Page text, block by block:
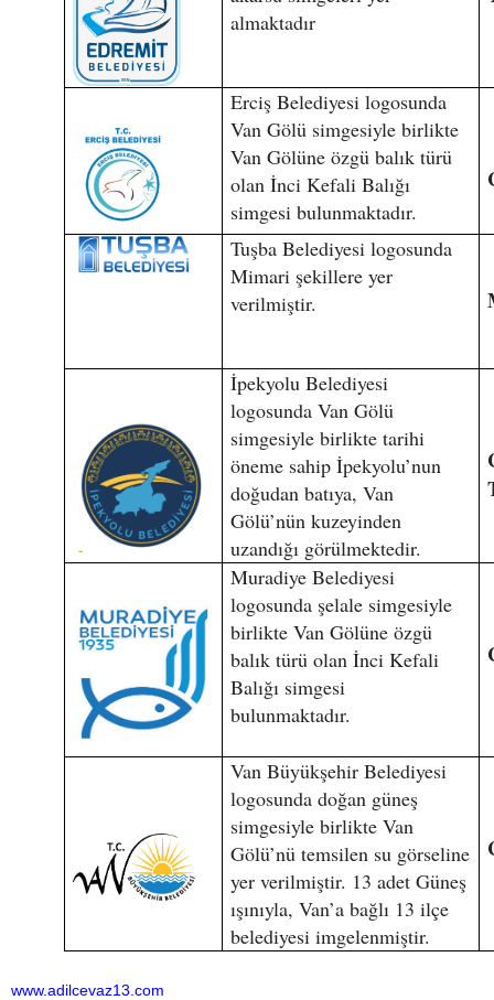
almaktadır
Erciş Belediyesi logosunda
Van Gölü simgesiyle birlikte
Van Gölüne özgü balık türü
olan İnci Kefali Balığı
simgesi bulunmaktadır.
Tuşba Belediyesi logosunda
Mimari şekillere yer
verilmiştir.
İpekyolu Belediyesi
logosunda Van Gölü
simgesiyle birlikte tarihi
öneme sahip İpekyolu’nun
doğudan batıya, Van
Gölü’nün kuzeyinden
uzandığı görülmektedir.
Muradiye Belediyesi
logosunda şelale simgesiyle
birlikte Van Gölüne özgü
balık türü olan İnci Kefali
Balığı simgesi
bulunmaktadır.
Van Büyükşehir Belediyesi
logosunda doğan güneş
simgesiyle birlikte Van
Gölü’nü temsilen su görseline
yer verilmiştir. 13 adet Güneş
ışınıyla, Van’a bağlı 13 ilçe
belediyesi imgelenmiştir.
www.adilcevaz13.com